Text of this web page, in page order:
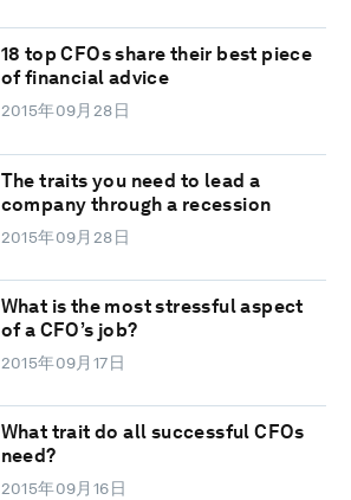
18 top CFOs share their best piece
of financial advice
2015年09月28日
The traits you need to lead a
company through a recession
2015年09月28日
What is the most stressful aspect
of a CFO’s job?
2015年09月17日
What trait do all successful CFOs
need?
2015年09月16日